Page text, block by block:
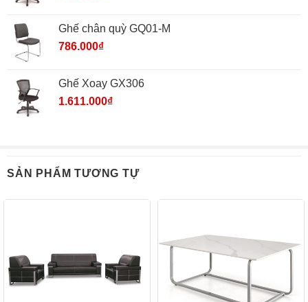
Ghế chân quỳ GQ01-M
786.000₫
Ghế Xoay GX306
1.611.000₫
SẢN PHẨM TƯƠNG TỰ